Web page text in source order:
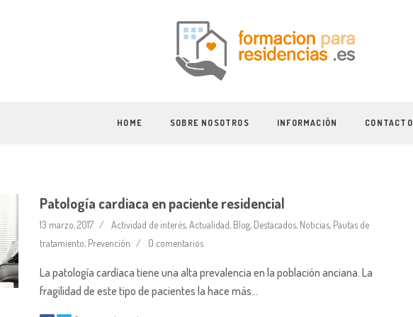
HOME SOBRE NOSOTROS INFORMACIÓN CONTACTO
Patología cardiaca en paciente residencial
13 marzo, 2017 Actividad de interés,Actualidad, Blog, Destacados, Noticias, Pautas de
tratamiento, Prevención 0 comentarios
La patología cardíaca tiene una alta prevalencia en la población anciana. La
fragilidad de este tipo de pacientes la hace más…